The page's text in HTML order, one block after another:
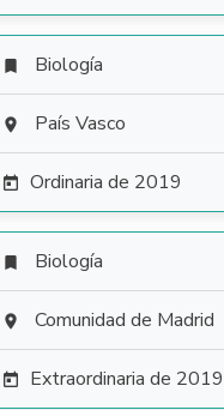
 Biología
 País Vasco
 Ordinaria de 2019
 Biología
 Comunidad de Madrid
 Extraordinaria de 2019